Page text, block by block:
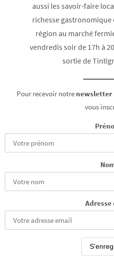
aussi les savoir-faire
richesse gastronomique
région au marché
vendredis soir de 17h à
sortie de
Pour recevoir notre newsletter
vous
Adresse